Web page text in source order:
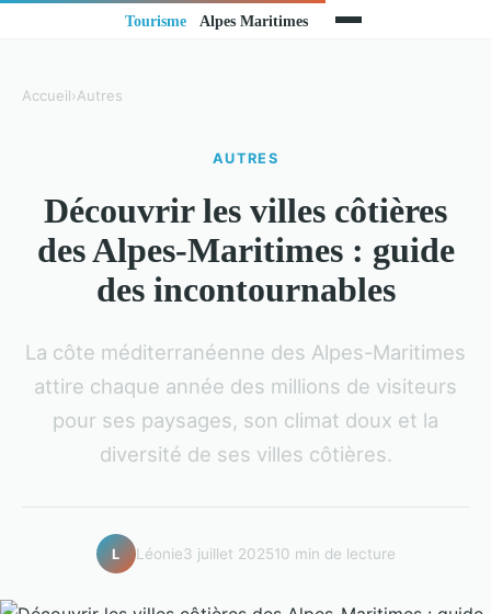
Accueil›Autres
AUTRES
Découvrir les villes côtières
des Alpes-Maritimes : guide
des incontournables
La côte méditerranéenne des Alpes-Maritimes
attire chaque année des millions de visiteurs
pour ses paysages, son climat doux et la
diversité de ses villes côtières.
L Léonie3 juillet 202510 min de lecture